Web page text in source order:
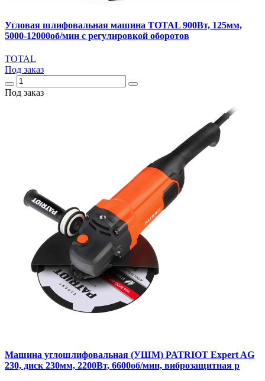
Угловая шлифовальная машина TOTAL 900Вт, 125мм,
5000-12000об/мин с регулировкой оборотов
TOTAL
Под заказ
Под заказ
Машина углошлифовальная (УШМ) PATRIOT Expert AG
230, диск 230мм, 2200Вт, 6600об/мин, виброзащитная р